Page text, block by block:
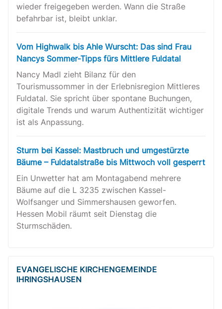
wieder freigegeben werden. Wann die Straße
befahrbar ist, bleibt unklar.
Vom Highwalk bis Ahle Wurscht: Das sind Frau
Nancys Sommer-Tipps fürs Mittlere Fuldatal
Nancy Madl zieht Bilanz für den
Tourismussommer in der Erlebnisregion Mittleres
Fuldatal. Sie spricht über spontane Buchungen,
digitale Trends und warum Authentizität wichtiger
ist als Anpassung.
Sturm bei Kassel: Mastbruch und umgestürzte
Bäume – Fuldatalstraße bis Mittwoch voll gesperrt
Ein Unwetter hat am Montagabend mehrere
Bäume auf die L 3235 zwischen Kassel-
Wolfsanger und Simmershausen geworfen.
Hessen Mobil räumt seit Dienstag die
Sturmschäden.
EVANGELISCHE KIRCHENGEMEINDE
IHRINGSHAUSEN